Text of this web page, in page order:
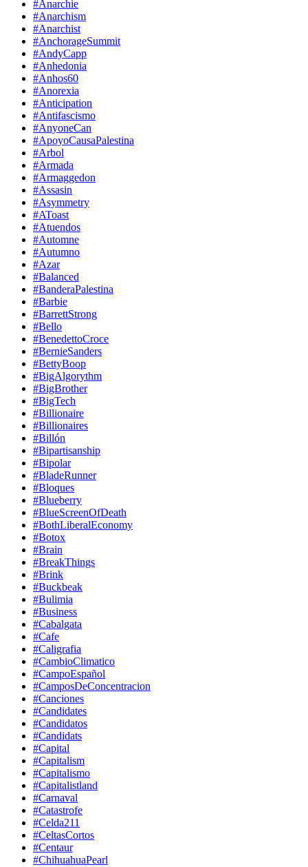
#Anarchie
#Anarchism
#Anarchist
#AnchorageSummit
#AndyCapp
#Anhedonia
#Anhos60
#Anorexia
#Anticipation
#Antifascismo
#AnyoneCan
#ApoyoCausaPalestina
#Arbol
#Armada
#Armaggedon
#Assasin
#Asymmetry
#AToast
#Atuendos
#Automne
#Autumno
#Azar
#Balanced
#BanderaPalestina
#Barbie
#BarrettStrong
#Bello
#BenedettoCroce
#BernieSanders
#BettyBoop
#BigAlgorythm
#BigBrother
#BigTech
#Billionaire
#Billionaires
#Billón
#Bipartisanship
#Bipolar
#BladeRunner
#Bloques
#Blueberry
#BlueScreenOfDeath
#BothLiberalEconomy
#Botox
#Brain
#BreakThings
#Brink
#Buckbeak
#Bulimia
#Business
#Cabalgata
#Cafe
#Caligrafia
#CambioClimatico
#CampoEspañol
#CamposDeConcentracion
#Canciones
#Candidates
#Candidatos
#Candidats
#Capital
#Capitalism
#Capitalismo
#Capitalistland
#Carnaval
#Catastrofe
#Celda211
#CeltasCortos
#Centaur
#ChihuahuaPearl